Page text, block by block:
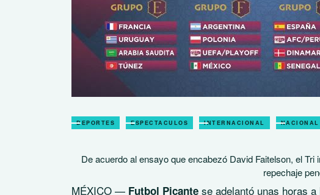
DEPORTES ESPECTACULOS INTERNACIONAL NACIONAL
De acuerdo al ensayo que encabezó David Faitelson, el
repechaje
MÉXICO — Futbol Picante se adelantó unas horas a